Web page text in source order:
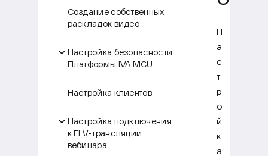
Создание собственных
раскладок видео
Настройка безопасности
Платформы IVA MCU
Настройка клиентов
Настройка подключения
к FLV-трансляции
вебинара
Н
а
с
т
р
о
й
к
а